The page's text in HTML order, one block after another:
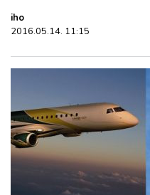
REPÜLÉS
ZÖLDÚT
iho
2016.05.14. 11:15